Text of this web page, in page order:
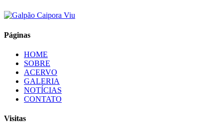
Páginas
HOME
SOBRE
ACERVO
GALERIA
NOTÍCIAS
CONTATO
Visitas